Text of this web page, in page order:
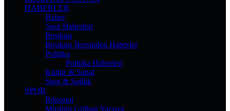
HABERLER
Haber
Spor Haberleri
Beşiktaş
Beşiktaş İlçesinden Haberler
Politika
Politika Haberleri
Kültür & Sanat
Spor & Sağlık
SPOR
Röportaj
Müslüm Gülhan Yazıyor